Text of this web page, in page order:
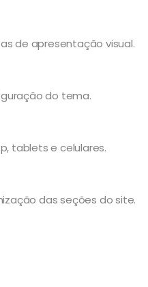
de apresentação visual.
do tema.
tablets e celulares.
das seções do site.